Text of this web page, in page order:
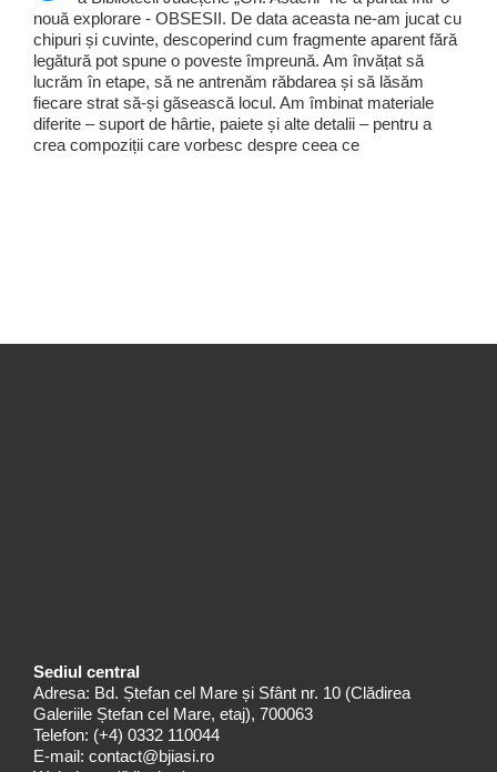
nouă explorare - OBSESII. De data aceasta ne-am jucat cu
chipuri și cuvinte, descoperind cum fragmente aparent fără
legătură pot spune o poveste împreună. Am învățat să
lucrăm în etape, să ne antrenăm răbdarea și să lăsăm
fiecare strat să-și găsească locul. Am îmbinat materiale
diferite – suport de hârtie, paiete și alte detalii – pentru a
crea compoziții care vorbesc despre ceea ce
Sediul central
Adresa: Bd. Ștefan cel Mare și Sfânt nr. 10 (Clădirea
Galeriile Ștefan cel Mare, etaj), 700063
Telefon: (+4) 0332 110044
E-mail: contact@bjiasi.ro